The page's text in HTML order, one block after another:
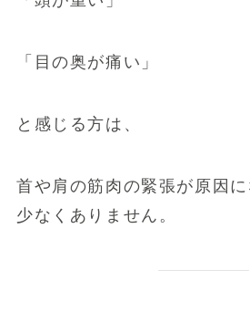
「目の奥が痛い」
と感じる方は、
首や肩の筋肉の緊張が原因
少なくありません。